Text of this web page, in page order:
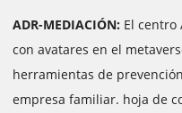
ADR-MEDIACIÓN: El centro
con avatares en el
herramientas de
empresa familiar. hoja de